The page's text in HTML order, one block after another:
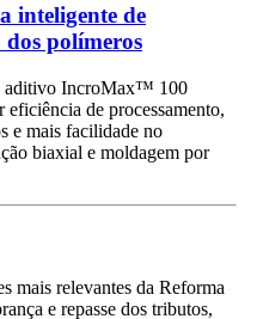
inteligente de
dos polímeros
aditivo IncroMax™ 100
de processamento,
e mais facilidade no
biaxial e moldagem por
mais relevantes da Reforma
e repasse dos tributos,